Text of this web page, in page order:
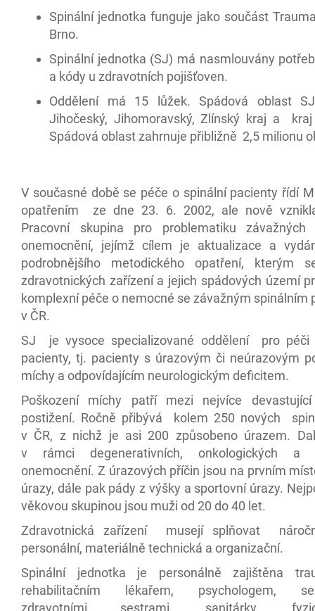
Spinální jednotka funguje jako součást
Brno.
Spinální jednotka (SJ) má nasmlouvány
a kódy u zdravotních pojišťoven.
Oddělení má 15 lůžek. Spádová oblast
Jihočeský, Jihomoravský, Zlínský kraj a kraj
Spádová oblast zahrnuje přibližně 2,5 milionu
V současné době se péče o spinální pacienty řídí
opatřením ze dne 23. 6. 2002, ale nově
Pracovní skupina pro problematiku závažných
onemocnění, jejímž cílem je aktualizace a
podrobnějšího metodického opatření, kterým
zdravotnických zařízení a jejich spádových území
komplexní péče o nemocné se závažným spinálním
v ČR.
SJ je vysoce specializované oddělení pro péči
pacienty, tj. pacienty s úrazovým či neúrazovým
míchy a odpovídajícím neurologickým deficitem.
Poškození míchy patří mezi nejvíce
postižení. Ročně přibývá kolem 250 nových
v ČR, z nichž je asi 200 způsobeno úrazem.
v rámci degenerativních, onkologických a
onemocnění. Z úrazových příčin jsou na prvním
úrazy, dále pak pády z výšky a sportovní úrazy.
věkovou skupinou jsou muži od 20 do 40 let.
Zdravotnická zařízení musejí splňovat
personální, materiálně technická a organizační.
Spinální jednotka je personálně zajištěna
rehabilitačním lékařem, psychologem,
zdravotními sestrami, sanitárky,